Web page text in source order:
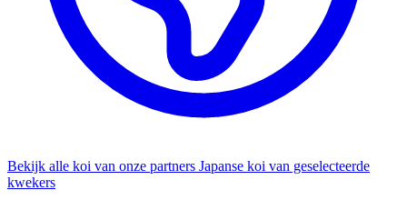
Bekijk alle koi van onze partners Japanse koi van geselecteerde
kwekers